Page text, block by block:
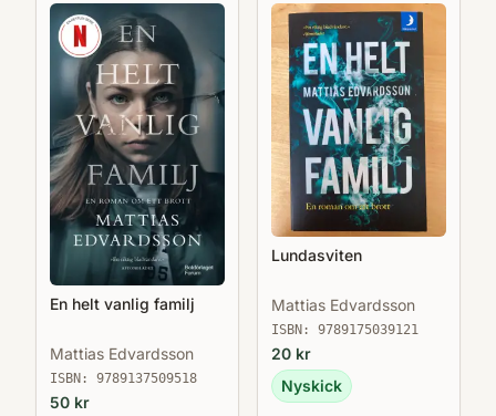
En helt vanlig familj
Mattias Edvardsson
ISBN: 9789137509518
50 kr
Lundasviten
Mattias Edvardsson
ISBN: 9789175039121
20 kr
Nyskick